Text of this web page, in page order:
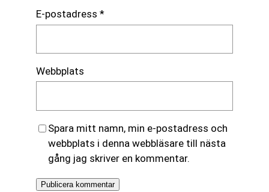
E-postadress *
Webbplats
Spara mitt namn, min e-postadress och
webbplats i denna webbläsare till nästa
gång jag skriver en kommentar.